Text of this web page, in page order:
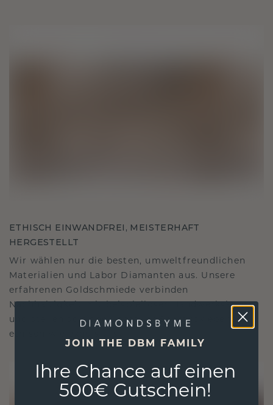
ETHISCH EINWANDFREI, MEISTERHAFT
HERGESTELLT
Wir wählen nur die besten, umweltfreundlichen
Materialien und Labor Diamanten aus. Unsere
erfahrenen Goldschmiede verbinden
Nachhaltigkeit mit beispielloser Handwerkskunst
und stellen so sicher, dass Ihr Schmuck ebenso
ethisch wie exquisit ist.
JOIN THE DBM FAMILY
Ihre Chance auf einen
500€ Gutschein!